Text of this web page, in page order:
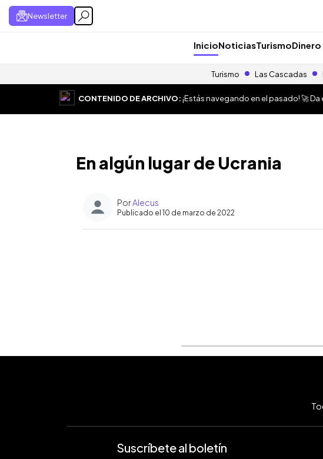
Newsletter
InicioNoticiasTurismo
Turismo Las Cascadas
CONTENIDO DE ARCHIVO:¡Estás navegando en el pasado! 🚀
En algún lugar de Ucrania
PorAlecus
Publicado el 10 de marzo de 2022
Suscríbete al boletín